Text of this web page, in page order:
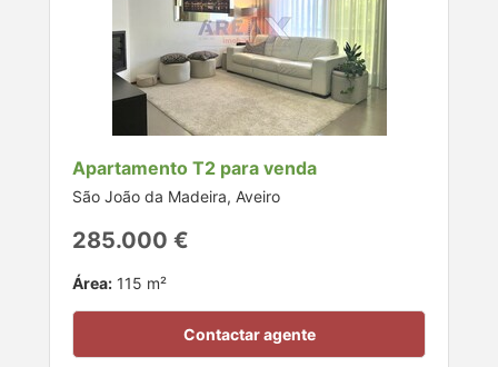
Apartamento T2 para venda
São João da Madeira, Aveiro
285.000 €
Área: 115 m²
Contactar agente